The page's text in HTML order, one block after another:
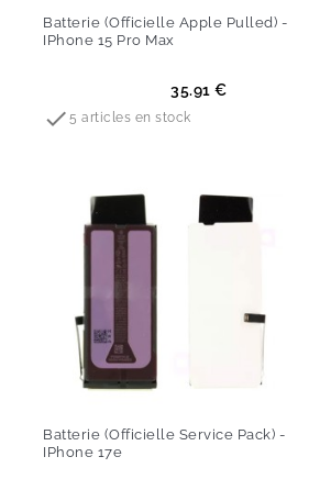
Batterie (Officielle Apple Pulled) -
IPhone 15 Pro Max
35.91 €
 5 articles en stock
Batterie (Officielle Service Pack) -
IPhone 17e